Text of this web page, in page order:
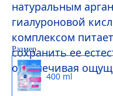
натуральным
гиалуроновой
комплексом
сохранить ее
обеспечивая
Размер
400 ml